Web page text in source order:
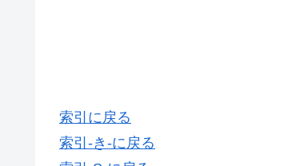
索引に戻る
索引-き-に戻る